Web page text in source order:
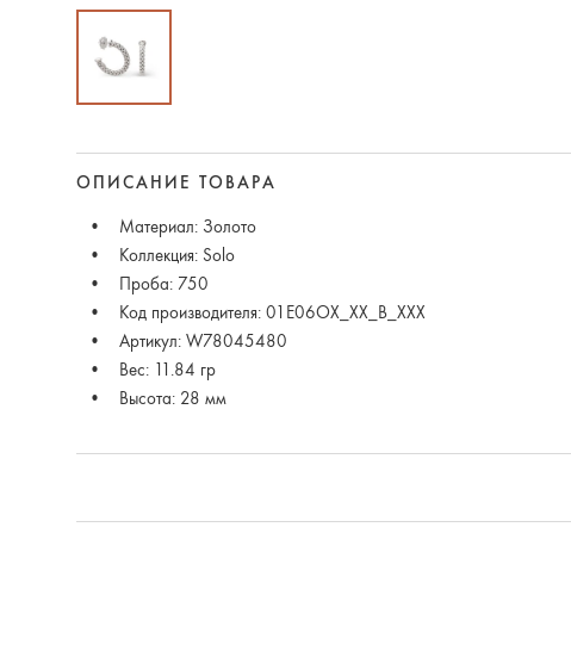
ОПИСАНИЕ ТОВАРА
Материал: Золото
Коллекция: Solo
Проба: 750
Код производителя: 01E06OX_XX_B_XXX
Артикул: W78045480
Вес: 11.84 гр
Высота: 28 мм